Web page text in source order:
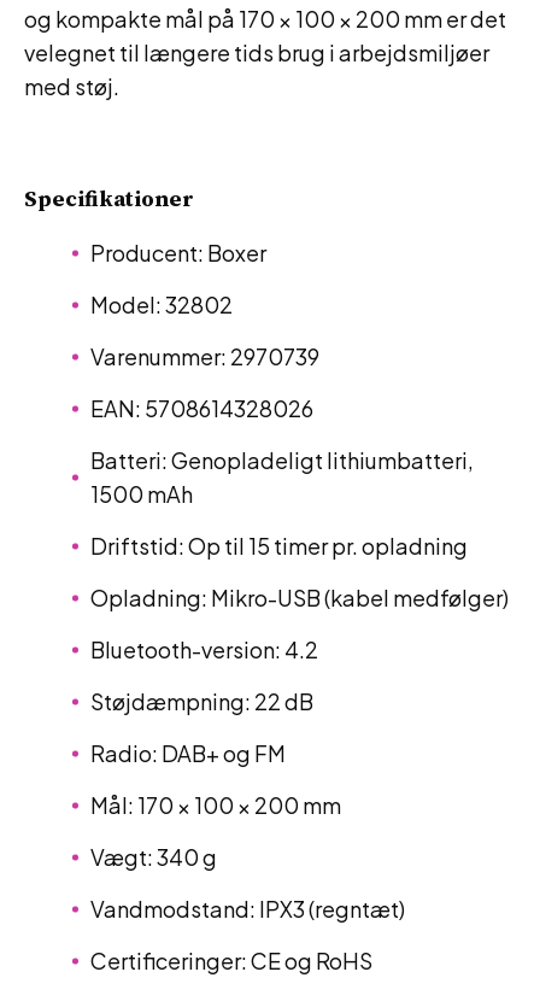
og kompakte mål på 170 × 100 × 200 mm er det
velegnet til længere tids brug i arbejdsmiljøer
med støj.
Specifikationer
Producent: Boxer
Model: 32802
Varenummer: 2970739
EAN: 5708614328026
Batteri: Genopladeligt lithiumbatteri,
1500 mAh
Driftstid: Op til 15 timer pr. opladning
Opladning: Mikro-USB (kabel medfølger)
Bluetooth-version: 4.2
Støjdæmpning: 22 dB
Radio: DAB+ og FM
Mål: 170 × 100 × 200 mm
Vægt: 340 g
Vandmodstand: IPX3 (regntæt)
Certificeringer: CE og RoHS